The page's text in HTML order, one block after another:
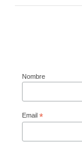
Nombre
Email *